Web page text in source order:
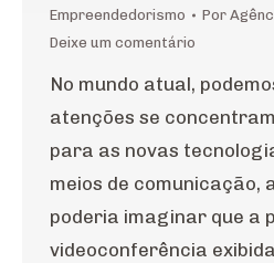
Empreendedorismo Por
Deixe um comentário
No mundo atual,
atenções se
para as novas
meios de comunicação,
poderia imaginar que a
videoconferência